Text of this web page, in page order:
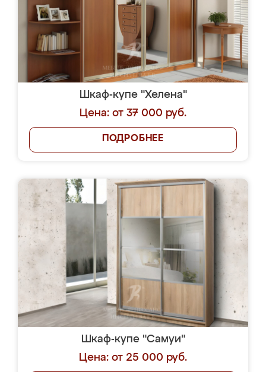
Шкаф-купе "Хелена"
Цена: от 37 000 руб.
ПОДРОБНЕЕ
Шкаф-купе "Самуи"
Цена: от 25 000 руб.